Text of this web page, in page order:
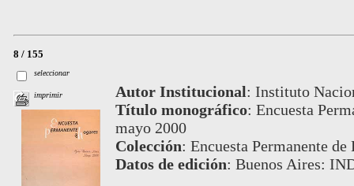
8 / 155
seleccionar
imprimir Autor Institucional: Instituto
Título monográfico: Encuesta
mayo 2000
Colección: Encuesta Permanente de
Datos de edición: Buenos Aires: